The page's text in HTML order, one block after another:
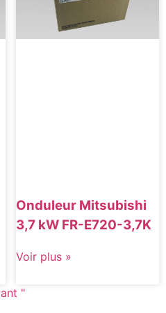
Onduleur Mitsubishi
3,7 kW FR-E720-3,7K
Voir plus »
"